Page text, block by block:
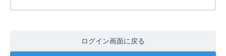
ログイン画面に戻る